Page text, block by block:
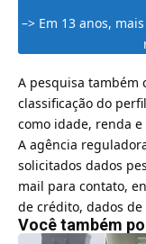
–> Em 13 anos,
A pesquisa também
classificação do
como idade, renda
A agência
solicitados dados
mail para contato,
de crédito, dados
Você também